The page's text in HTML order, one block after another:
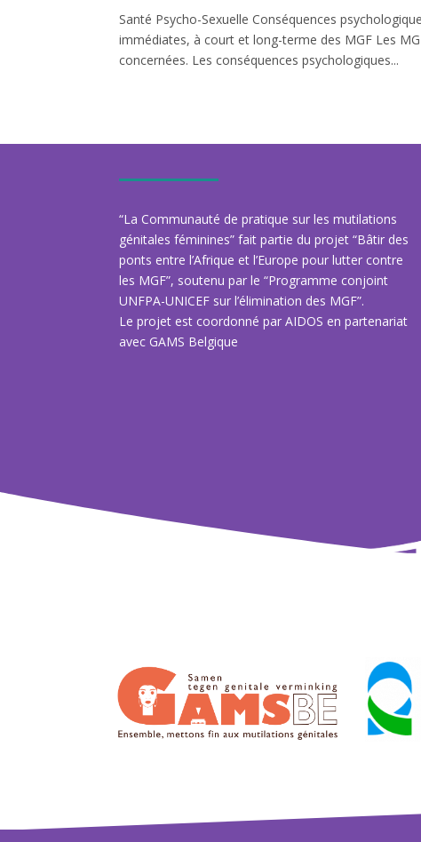
Santé Psycho-Sexuelle Conséquences
immédiates, à court et long-terme des MGF Les
concernées. Les conséquences psychologiques...
“La Communauté de pratique sur les mutilations
génitales féminines” fait partie du projet “Bâtir des
ponts entre l’Afrique et l’Europe pour lutter contre
les MGF”, soutenu par le “Programme conjoint
UNFPA-UNICEF sur l’élimination des MGF”.
Le projet est coordonné par AIDOS en partenariat
avec GAMS Belgique